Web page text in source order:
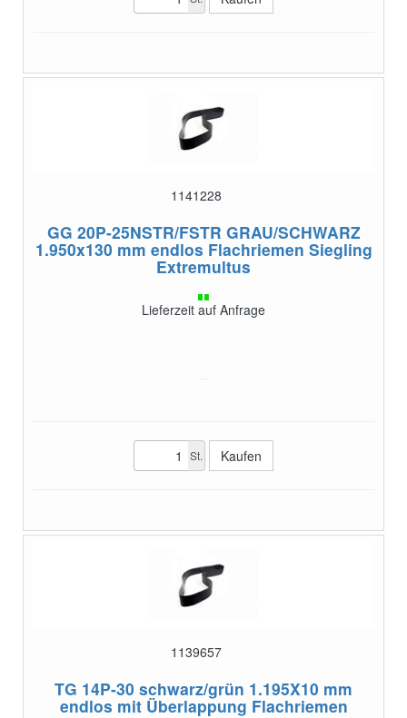
1141228
GG 20P-25NSTR/FSTR GRAU/SCHWARZ
1.950x130 mm endlos Flachriemen Siegling
Extremultus
Lieferzeit auf Anfrage
St.
1139657
TG 14P-30 schwarz/grün 1.195X10 mm
endlos mit Überlappung Flachriemen